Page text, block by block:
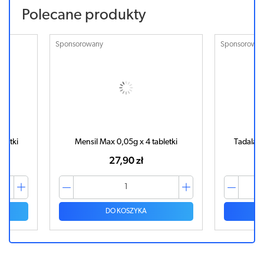
Polecane produkty
Sponsorowany
Mensil Max 0,05g x 4 tabletki
27,90 zł
DO KOSZYKA